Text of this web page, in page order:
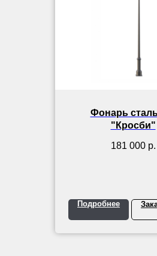
Фонарь
"Кросби"
181 000 р.
Подробнее